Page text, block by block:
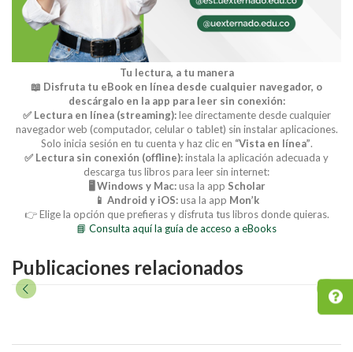
Tu lectura, a tu manera
📖 Disfruta tu eBook en línea desde cualquier navegador, o
descárgalo en la app para leer sin conexión:
✅ Lectura en línea (streaming):lee directamente desde cualquier
navegador web (computador, celular o tablet) sin instalar aplicaciones.
Solo inicia sesión en tu cuenta y haz clic en “Vista en línea”.
✅ Lectura sin conexión (offline):instala la aplicación adecuada y
descarga tus libros para leer sin internet:
🖥️ Windows y Mac:usa la app Scholar
📱 Android y iOS:usa la app Mon’k
👉 Elige la opción que prefieras y disfruta tus libros donde quieras.
📘 Consulta aquí la guía de acceso a eBooks
Publicaciones relacionados